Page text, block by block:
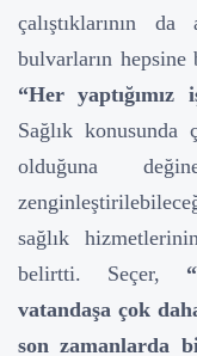
çalıştıklarının
bulvarların hepsine
“Her
Sağlık konusunda
olduğuna
sağlık
belirtti. Seçer,
vatandaşa çok
son zamanlarda